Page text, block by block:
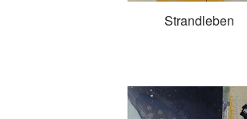
Strandleben